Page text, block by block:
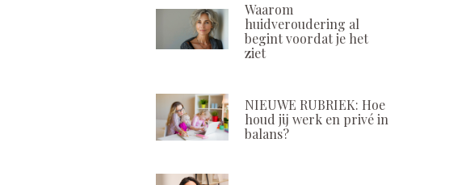
Waarom
huidveroudering al
begint voordat je het
ziet
NIEUWE RUBRIEK: Hoe
houd jij werk en privé in
balans?